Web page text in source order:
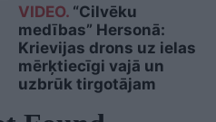
VIDEO.“Cilvēku
medības” Hersonā:
Krievijas drons uz ielas
mērķtiecīgi vajā un
uzbrūk tirgotājam